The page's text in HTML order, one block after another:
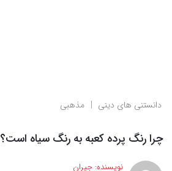
دانستنی های دینی
مذهبی
چرا رنگ پرده کعبه به رنگ سیاه است؟
نویسنده: جیران